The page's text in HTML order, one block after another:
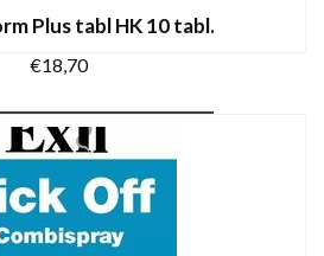
Plus tabl HK 10 tabl.
€18,70
AAN WINKELWAGEN